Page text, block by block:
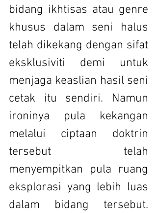
bidang ikhtisas atau genre
khusus dalam seni halus
telah dikekang dengan sifat
eksklusiviti demi untuk
menjaga keaslian hasil seni
cetak itu sendiri. Namun
ironinya pula kekangan
melalui ciptaan doktrin
tersebut telah
menyempitkan pula ruang
eksplorasi yang lebih luas
dalam bidang tersebut.